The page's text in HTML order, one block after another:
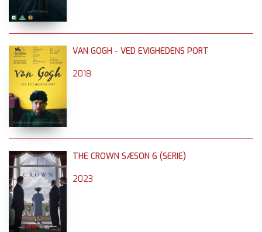
VAN GOGH - VED EVIGHEDENS PORT
2018
THE CROWN SÆSON 6 (SERIE)
2023